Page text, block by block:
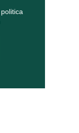
politica